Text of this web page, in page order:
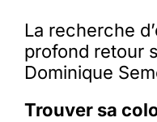
La recherche
profond retour
Dominique
Trouver sa